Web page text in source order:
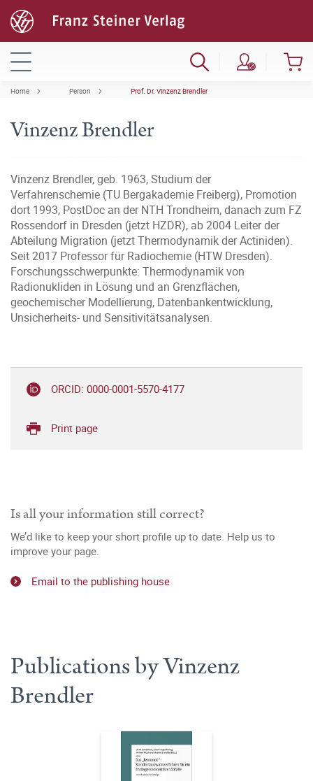
Home Person Prof. Dr. Vinzenz Brendler
Vinzenz Brendler
Vinzenz Brendler, geb. 1963, Studium der
Verfahrenschemie (TU Bergakademie Freiberg), Promotion
dort 1993, PostDoc an der NTH Trondheim, danach zum FZ
Rossendorf in Dresden (jetzt HZDR), ab 2004 Leiter der
Abteilung Migration (jetzt Thermodynamik der Actiniden).
Seit 2017 Professor für Radiochemie (HTW Dresden).
Forschungsschwerpunkte: Thermodynamik von
Radionukliden in Lösung und an Grenzflächen,
geochemischer Modellierung, Datenbankentwicklung,
Unsicherheits- und Sensitivitätsanalysen.
ORCID: 0000-0001-5570-4177
Print page
Is all your information still correct?
We’d like to keep your short profile up to date. Help us to
improve your page.
Email to the publishing house
Publications by Vinzenz
Brendler